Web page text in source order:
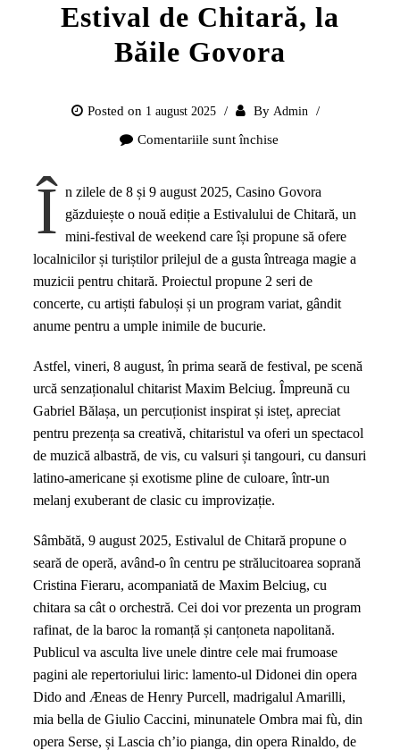
Estival de Chitară, la
Băile Govora
Posted on 1 august 2025 By Admin
Comentariile sunt închise
Belciug,
Cristina
pe
Estival
Chitară,
la
Băile
Govora
Î n zilele de 8 și 9 august 2025, Casino Govora
găzduiește o nouă ediție a Estivalului de Chitară, un
mini-festival de weekend care își propune să ofere
localnicilor și turiștilor prilejul de a gusta întreaga magie a
muzicii pentru chitară. Proiectul propune 2 seri de
concerte, cu artiști fabuloși și un program variat, gândit
anume pentru a umple inimile de bucurie.
Astfel, vineri, 8 august, în prima seară de festival, pe scenă
urcă senzaționalul chitarist Maxim Belciug. Împreună cu
Gabriel Bălașa, un percuționist inspirat și isteț, apreciat
pentru prezența sa creativă, chitaristul va oferi un spectacol
de muzică albastră, de vis, cu valsuri și tangouri, cu dansuri
latino-americane și exotisme pline de culoare, într-un
melanj exuberant de clasic cu improvizație.
Sâmbătă, 9 august 2025, Estivalul de Chitară propune o
seară de operă, având-o în centru pe strălucitoarea soprană
Cristina Fieraru, acompaniată de Maxim Belciug, cu
chitara sa cât o orchestră. Cei doi vor prezenta un program
rafinat, de la baroc la romanță și canțoneta napolitană.
Publicul va asculta live unele dintre cele mai frumoase
pagini ale repertoriului liric: lamento-ul Didonei din opera
Dido and Æneas de Henry Purcell, madrigalul Amarilli,
mia bella de Giulio Caccini, minunatele Ombra mai fù, din
opera Serse, și Lascia ch’io pianga, din opera Rinaldo, de